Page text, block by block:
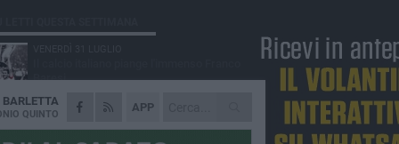
APP
BARLETTA
QUINTO
Baresi
VENERDÌ 31 LUGLIO
Serie C Sky Wifi: fissate date e orari delle
prime otto giornate di campionato.